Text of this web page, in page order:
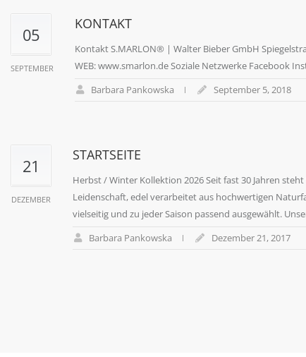
05
SEPTEMBER
KONTAKT
Kontakt S.MARLON® | Walter Bieber GmbH
WEB: www.smarlon.de Soziale Netzwerke Facebook
Barbara Pankowska September 5, 2018
21
DEZEMBER
STARTSEITE
Herbst / Winter Kollektion 2026 Seit fast 30 Jahren
Leidenschaft, edel verarbeitet aus hochwertigen
vielseitig und zu jeder Saison passend ausgewählt.
Barbara Pankowska Dezember 21, 2017